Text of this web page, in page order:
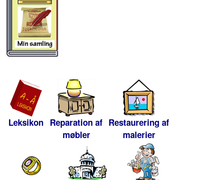
Leksikon Reparation af
møbler
Restaurering af
malerier